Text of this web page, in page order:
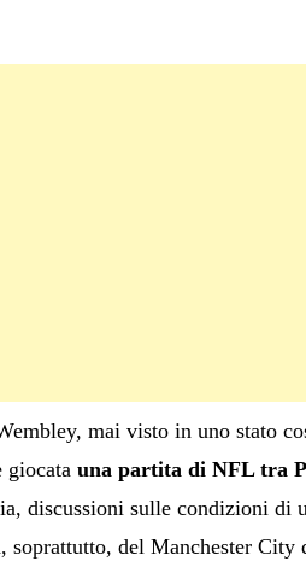
mai visto in uno stato
giocata una partita di NFL tra
discussioni sulle condizioni di
soprattutto, del Manchester City